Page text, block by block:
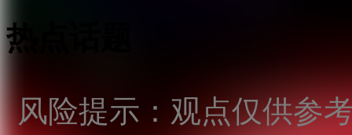
热点话题
风险提示：观点仅供参